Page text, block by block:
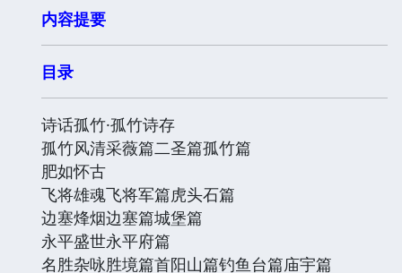
内容提要
目录
诗话孤竹·孤竹诗存
孤竹风清采薇篇二圣篇孤竹篇
肥如怀古
飞将雄魂飞将军篇虎头石篇
边塞烽烟边塞篇城堡篇
永平盛世永平府篇
名胜杂咏胜境篇首阳山篇钓鱼台篇庙宇篇